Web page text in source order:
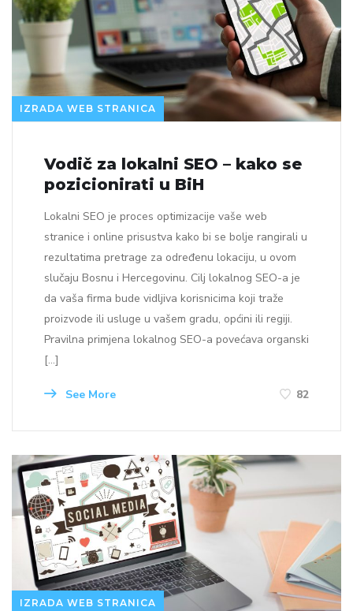
IZRADA WEB STRANICA
Vodič za lokalni SEO – kako se
pozicionirati u BiH
Lokalni SEO je proces optimizacije vaše web
stranice i online prisustva kako bi se bolje rangirali u
rezultatima pretrage za određenu lokaciju, u ovom
slučaju Bosnu i Hercegovinu. Cilj lokalnog SEO-a je
da vaša firma bude vidljiva korisnicima koji traže
proizvode ili usluge u vašem gradu, općini ili regiji.
Pravilna primjena lokalnog SEO-a povećava organski
[…]
See More 82
IZRADA WEB STRANICA